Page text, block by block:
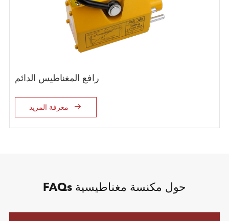
رافع المغناطيس الدائم

FAQs حول مكنسة مغناطيسية